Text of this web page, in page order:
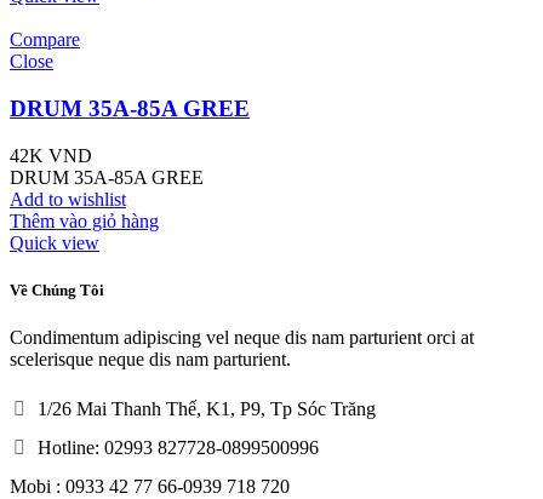
Compare
Close
DRUM 35A-85A GREE
42K VND
DRUM 35A-85A GREE
Add to wishlist
Thêm vào giỏ hàng
Quick view
Về Chúng Tôi
Condimentum adipiscing vel neque dis nam parturient orci at
scelerisque neque dis nam parturient.
1/26 Mai Thanh Thế, K1, P9, Tp Sóc Trăng
Hotline: 02993 827728-0899500996
Mobi : 0933 42 77 66-0939 718 720